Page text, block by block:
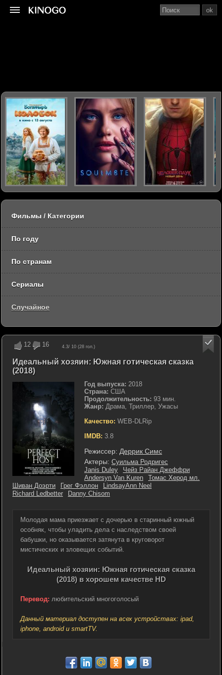
12 16 4.3/ 10 (28 гол.)
Идеальный хозяин: Южная готическая сказка
(2018)
Год выпуска: 2018
Страна: США
Продолжительность: 93 мин.
Жанр: Драма, Триллер, Ужасы
Качество: WEB-DLRip
IMDB: 3.8
Режиссер: Деррик Симс
Актеры: Суильма Родригес
Janis Duley
Чейз Райан Джеффри
Andersyn Van Kuren
Томас Херод мл.
Шиван Доэрти
Грег Фэллон
LindsayAnn Neel
Richard Ledbetter
Danny Chisom
Молодая мама приезжает с дочерью в старинный южный
особняк, чтобы уладить дела с наследством своей
бабушки, но оказывается затянута в круговорот
мистических и зловещих событий.
Идеальный хозяин: Южная готическая сказка
(2018) в хорошем качестве HD
Перевод: любительский многоголосый
Данный материал доступен на всех устройствах: ipad,
iphone, android и smartTV.
ok
Фильмы / Категории
По году
По странам
Сериалы
Случайное